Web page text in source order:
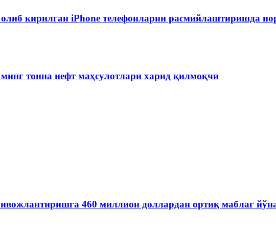
кирилган iPhone телефонларни расмийлаштиришда
тонна нефт маҳсулотлари харид қилмоқчи
460 миллион доллардан ортиқ маблағ